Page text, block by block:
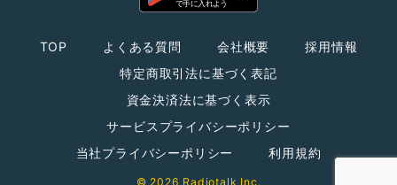
TOP よくある質問 会社概要
採用情報
特定商取引法に基づく表記
資金決済法に基づく表示
サービスプライバシーポリシー
当社プライバシーポリシー
利用規約
© 2026 Radiotalk Inc.